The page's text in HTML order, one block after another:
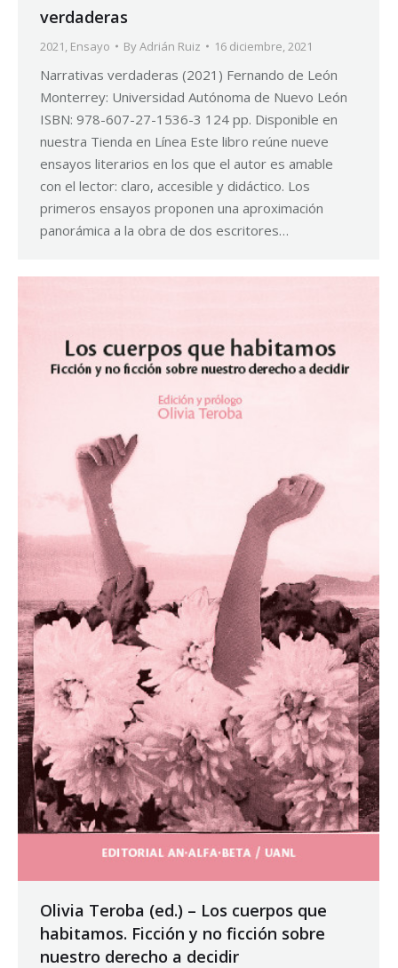
verdaderas
2021, Ensayo ByAdrián Ruiz 16 diciembre, 2021
Narrativas verdaderas (2021) Fernando de León
Monterrey: Universidad Autónoma de Nuevo León
ISBN: 978-607-27-1536-3 124 pp. Disponible en
nuestra Tienda en Línea Este libro reúne nueve
ensayos literarios en los que el autor es amable
con el lector: claro, accesible y didáctico. Los
primeros ensayos proponen una aproximación
panorámica a la obra de dos escritores…
Olivia Teroba (ed.) – Los cuerpos que
habitamos. Ficción y no ficción sobre
nuestro derecho a decidir